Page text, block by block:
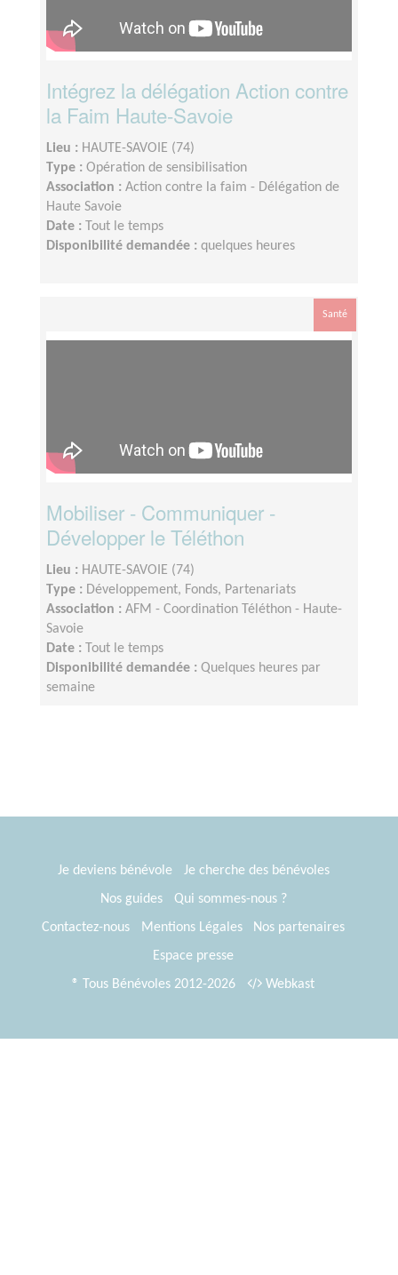
Intégrez la délégation Action contre
la Faim Haute-Savoie
Lieu : HAUTE-SAVOIE (74)
Type : Opération de sensibilisation
Association : Action contre la faim - Délégation de
Haute Savoie
Date :
Tout le temps
Disponibilité demandée : quelques heures
Santé
Mobiliser - Communiquer -
Développer le Téléthon
Lieu : HAUTE-SAVOIE (74)
Type : Développement, Fonds, Partenariats
Association : AFM - Coordination Téléthon - Haute-
Savoie
Date :
Tout le temps
Disponibilité demandée : Quelques heures par
semaine
Je deviens bénévole
Je cherche des bénévoles
Nos guides
Qui sommes-nous ?
Contactez-nous
Mentions Légales
Nos partenaires
Espace presse
® Tous Bénévoles 2012-2026
Webkast